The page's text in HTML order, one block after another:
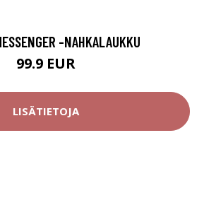
-NAHKALAUKKU
99.9 EUR
LISÄTIETOJA